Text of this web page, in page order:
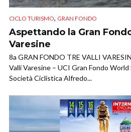
CICLO TURISMO, GRAN FONDO
Aspettando la Gran
Varesine
8a GRAN FONDO TRE VALLI
Valli Varesine – UCI Gran Fondo World
Società Ciclistica Alfredo...